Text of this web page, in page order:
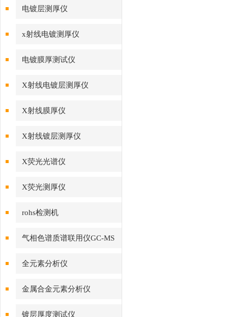
电镀层测厚仪
x射线电镀测厚仪
电镀膜厚测试仪
X射线电镀层测厚仪
X射线膜厚仪
X射线镀层测厚仪
X荧光光谱仪
X荧光测厚仪
rohs检测机
气相色谱质谱联用仪GC-MS
全元素分析仪
金属合金元素分析仪
镀层厚度测试仪